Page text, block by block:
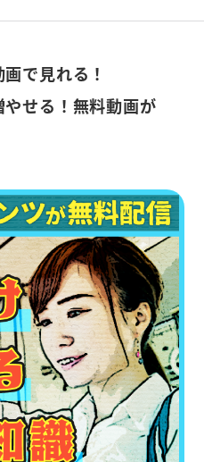
で見れる！
せる！無料動画が